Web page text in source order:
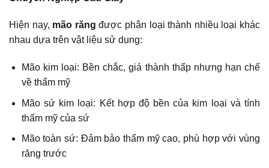
Hiện nay, mão răng được phân loại thành nhiều loại khác
nhau dựa trên vật liệu sử dụng:
Mão kim loại: Bền chắc, giá thành thấp nhưng hạn chế
về thẩm mỹ
Mão sứ kim loại: Kết hợp độ bền của kim loại và tính
thẩm mỹ của sứ
Mão toàn sứ: Đảm bảo thẩm mỹ cao, phù hợp với vùng
răng trước